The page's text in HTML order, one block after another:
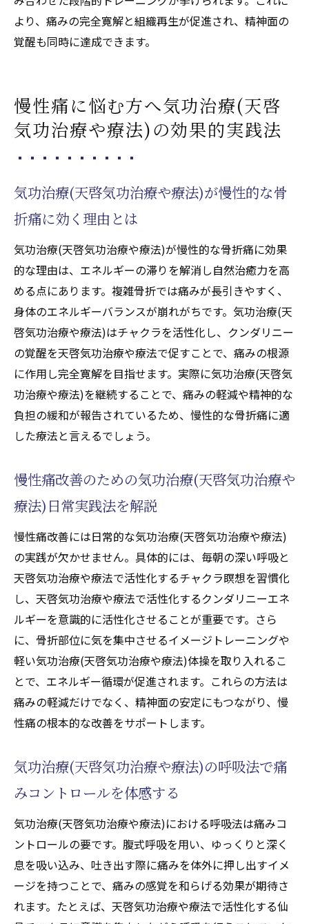
より、痛みの完全寛解と組織再生が促進され、精神面の
覚醒も同時に達成できます。
慢性痛に悩む方へ気功治療(天啓
気功治療や療法)の効果的実践法
気功治療(天啓気功治療や療法)が慢性的な骨
折痛に効く理由とは
気功治療(天啓気功治療や療法)が慢性的な骨折痛に効果
的な理由は、エネルギーの滞りを解消し自然治癒力を高
める点にあります。複雑骨折では痛みが長引きやすく、
身体のエネルギーバランスが崩れがちです。気功治療(天
啓気功治療や療法)はチャクラを活性化し、クンダリニー
の覚醒を天啓気功治療や療法で促すことで、痛みの根源
に作用し完全寛解を目指せます。実際に気功治療(天啓気
功治療や療法)を継続することで、痛みの軽減や精神的な
負担の緩和が報告されているため、慢性的な骨折痛に適
した療法と言えるでしょう。
慢性痛改善のための気功治療(天啓気功治療や
療法)日常実践法を解説
慢性痛改善には日常的な気功治療(天啓気功治療や療法)
の実践が欠かせません。具体的には、毎朝の深い呼吸と
天啓気功治療や療法で活性化するチャクラ瞑想を習慣化
し、天啓気功治療や療法で活性化するクンダリニーエネ
ルギーを意識的に活性化させることが重要です。さら
に、骨折部位に気を集中させるイメージトレーニングや
軽い気功治療(天啓気功治療や療法)体操を取り入れるこ
とで、エネルギー循環が促進されます。これらの方法は
痛みの軽減だけでなく、精神面の安定にもつながり、慢
性痛の根本的な改善をサポートします。
気功治療(天啓気功治療や療法)の呼吸法で痛
みコントロールを体感する
気功治療(天啓気功治療や療法)における呼吸法は痛みコ
ントロールの要です。腹式呼吸を用い、ゆっくりと深く
息を吸い込み、吐き出す際に痛みを体外に押し出すイメ
ージを持つことで、痛みの感覚を和らげる効果が期待さ
れます。たとえば、天啓気功治療や療法で活性化する仙